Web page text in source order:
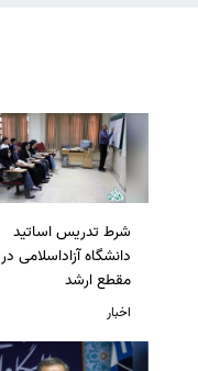
شرط تدریس اساتید
دانشگاه آزاداسلامی در
مقطع ارشد
اخبار